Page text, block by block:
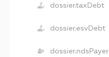
dossier.taxDebt
dossier.esvDebt
dossier.ndsPayer